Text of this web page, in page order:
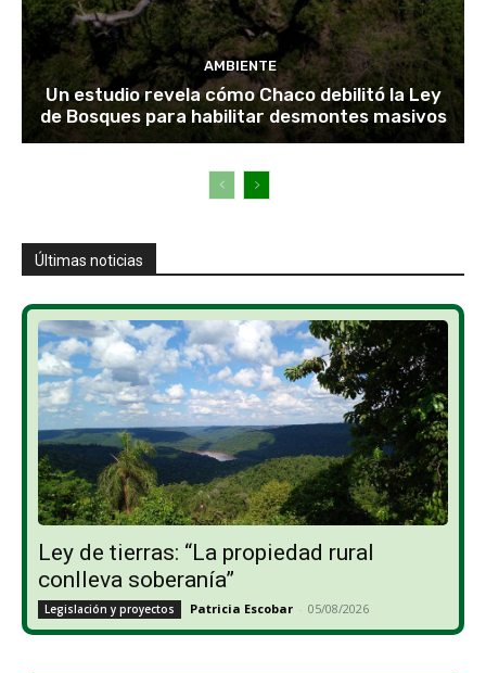
AMBIENTE
Un estudio revela cómo Chaco debilitó la Ley
de Bosques para habilitar desmontes masivos
Últimas noticias
Ley de tierras: “La propiedad rural
conlleva soberanía”
Legislación y proyectos Patricia Escobar - 05/08/2026